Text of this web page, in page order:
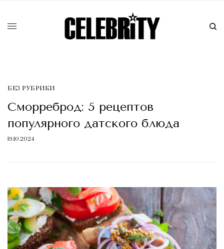
БЕЗ РУБРИКИ
Сморреброд: 5 рецептов
популярного датского блюда
19.10.2024